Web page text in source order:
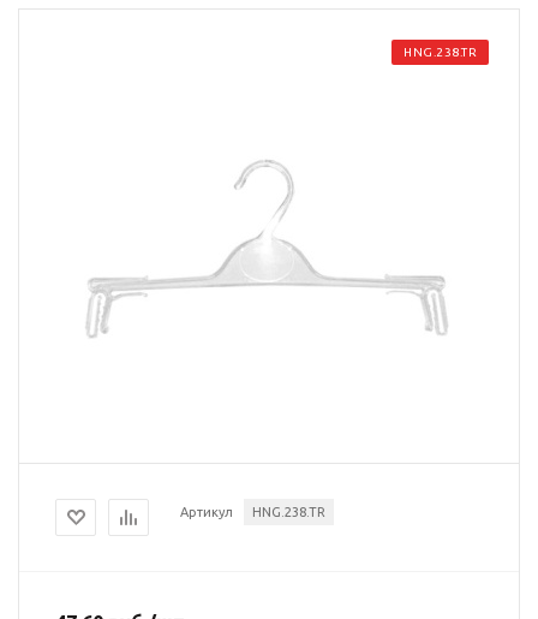
HNG.238.TR
Артикул HNG.238.TR